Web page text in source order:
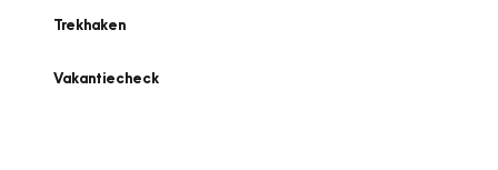
Trekhaken
Vakantiecheck